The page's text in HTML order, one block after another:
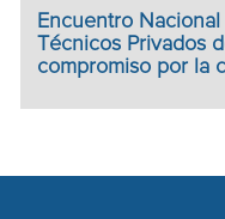
Encuentro
Técnicos Privados
compromiso por la